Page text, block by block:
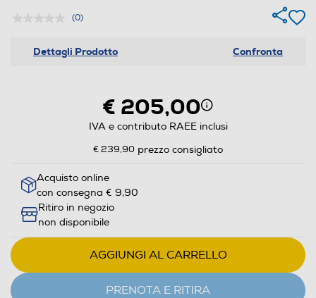
(0)
Dettagli Prodotto Confronta
€ 205,00
IVA e contributo RAEE inclusi
€ 239,90 prezzo consigliato
Acquisto online
con consegna € 9,90
Ritiro in negozio
non disponibile
AGGIUNGI AL CARRELLO
PRENOTA E RITIRA